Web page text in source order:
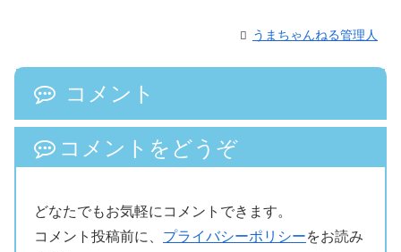
うまちゃんねる管理人
コメント
コメントをどうぞ
どなたでもお気軽にコメントできます。
コメント投稿前に、 プライバシーポリシーをお読み